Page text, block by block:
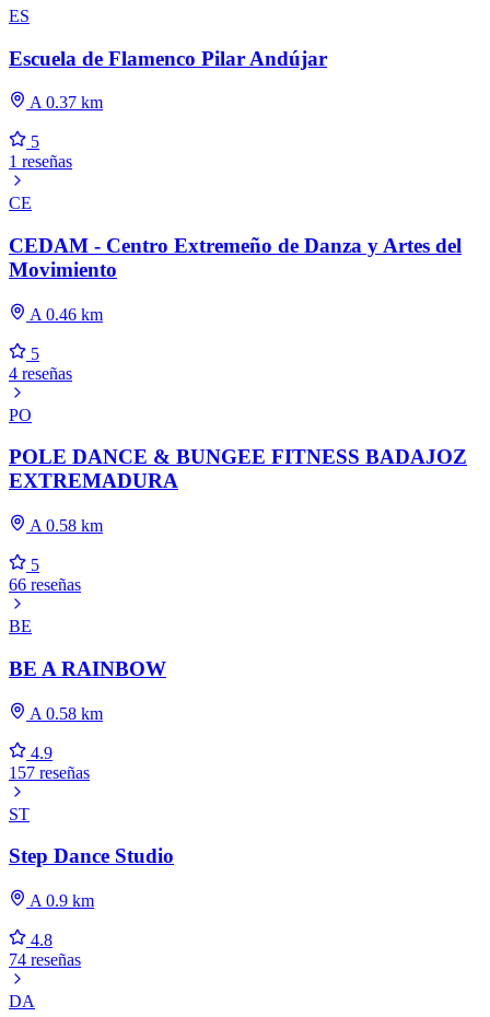
ES
Escuela de Flamenco Pilar Andújar
A 0.37 km
5
1 reseñas
CE
CEDAM - Centro Extremeño de Danza y Artes del
Movimiento
A 0.46 km
5
4 reseñas
PO
POLE DANCE & BUNGEE FITNESS BADAJOZ
EXTREMADURA
A 0.58 km
5
66 reseñas
BE
BE A RAINBOW
A 0.58 km
4.9
157 reseñas
ST
Step Dance Studio
A 0.9 km
4.8
74 reseñas
DA